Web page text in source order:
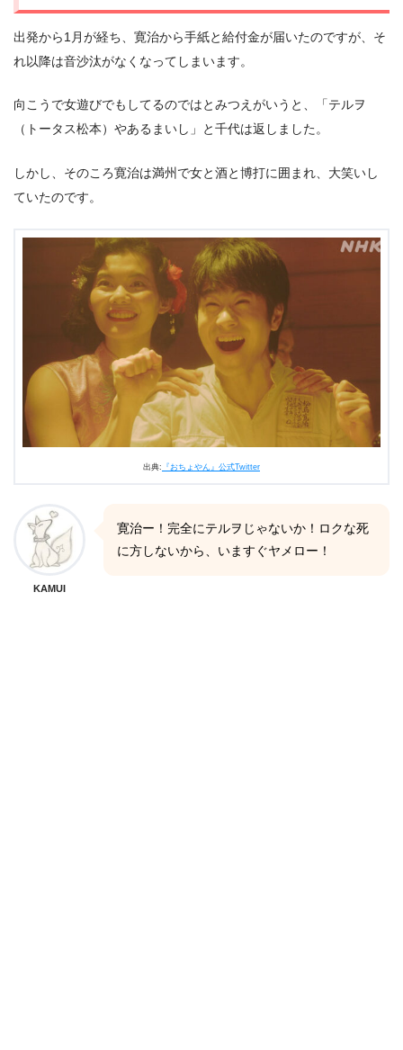
出発から1月が経ち、寛治から手紙と給付金が届いたのですが、そ
れ以降は音沙汰がなくなってしまいます。
向こうで女遊びでもしてるのではとみつえがいうと、「テルヲ
（トータス松本）やあるまいし」と千代は返しました。
しかし、そのころ寛治は満州で女と酒と博打に囲まれ、大笑いし
ていたのです。
出典: 『おちょやん』公式Twitter
KAMUI
寛治ー！完全にテルヲじゃないか！ロクな死
に方しないから、いますぐヤメロー！